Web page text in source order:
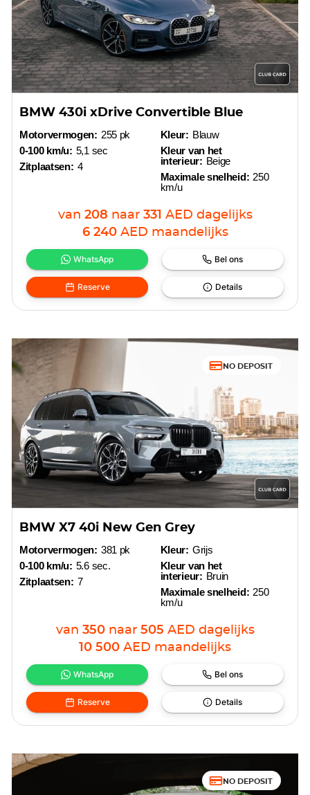
BMW 430i xDrive Convertible Blue
Motorvermogen: 255 pk
0-100 km/u: 5,1 sec
Zitplaatsen: 4
Kleur: Blauw
Kleur van het
interieur: Beige
Maximale snelheid: 250
km/u
van 208 naar 331 AED dagelijks
6 240 AED maandelijks
WhatsApp Bel ons
Reserve Details
NO DEPOSIT
BMW X7 40i New Gen Grey
Motorvermogen: 381 pk
0-100 km/u: 5.6 sec.
Zitplaatsen: 7
Kleur: Grijs
Kleur van het
interieur: Bruin
Maximale snelheid: 250
km/u
van 350 naar 505 AED dagelijks
10 500 AED maandelijks
WhatsApp Bel ons
Reserve Details
NO DEPOSIT